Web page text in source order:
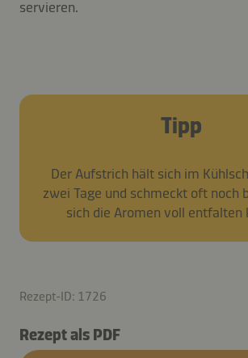
servieren.
Tipp
Der Aufstrich hält sich im
zwei Tage und schmeckt oft noch
sich die Aromen voll entfalten
Rezept-ID: 1726
Rezept als PDF